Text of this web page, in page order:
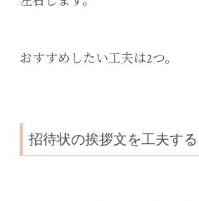
おすすめしたい工夫は2つ。
招待状の挨拶文を工夫する